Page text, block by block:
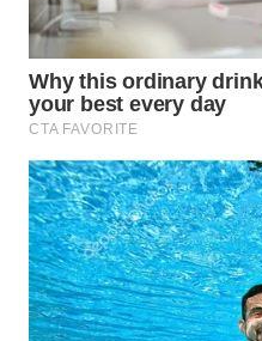
WAHANA
ADVOKAT
WAHANA
WAHANA
KONSUMEN
WAHANA
LISTRIK